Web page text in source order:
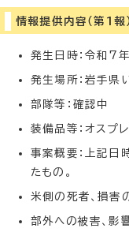
情報提供内容（第1報
発生日時：令和7
発生場所：岩手県
部隊等：確認中
装備品等：オスプ
事案概要：上記日
たもの。
米側の死者、損害
部外への被害、影